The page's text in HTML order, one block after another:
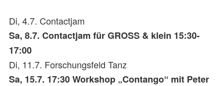
Di, 4.7. Contactjam
Sa, 8.7. Contactjam für GROSS & klein 15:30-
17:00
Di, 11.7. Forschungsfeld Tanz
Sa, 15.7. 17:30 Workshop „Contango“ mit Peter